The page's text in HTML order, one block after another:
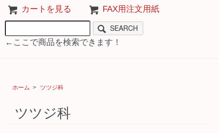
カートを見る FAX用注文用紙
SEARCH
←ここで商品を検索できます！
ホーム > ツツジ科
ツツジ科